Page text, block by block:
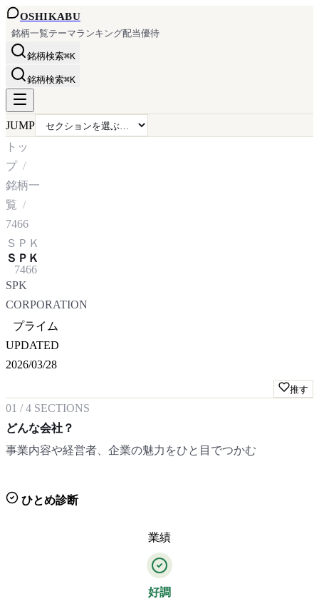
OSHIKABU
銘柄一覧テーマランキング配当優待
銘柄検索⌘K
銘柄検索⌘K
JUMP
トッ
プ
銘柄一
覧
7466
ＳＰＫ
ＳＰＫ
7466
SPK
CORPORATION
プライム
UPDATED
2026/03/28
推す
01 /4 SECTIONS
どんな会社？
事業内容や経営者、企業の魅力をひと目でつかむ
ひとめ診断
業績
好調